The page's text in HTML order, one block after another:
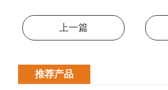
上一篇
推荐产品